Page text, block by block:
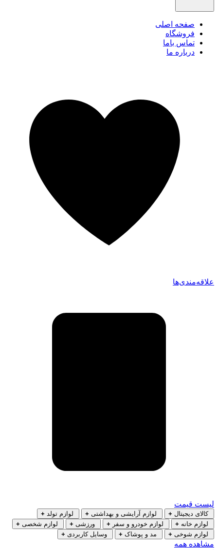
صفحه اصلی
فروشگاه
تماس باما
درباره ما
علاقه‌مندی‌ها
لیست قیمت
کالای دیجیتال + لوازم آرایشی و بهداشتی + لوازم تولد +
لوازم خانه + لوازم خودرو و سفر + ورزشی + لوازم شخصی +
لوازم شوخی + مد و پوشاک + وسایل کاربردی +
مشاهده همه